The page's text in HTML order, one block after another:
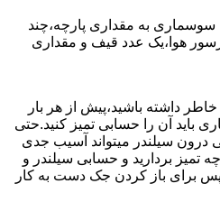
به مقداری پارچه،چند
هوا،یک عدد قیف و مقداری
داشته باشید،پیش از هر بار
باید آن را حسابی تمیز کنید.حتی
درون سیلندر میتواند آسیب جدی
تمیز بردارید و حسابی سیلندر و
برای باز کردن جک دست به کار